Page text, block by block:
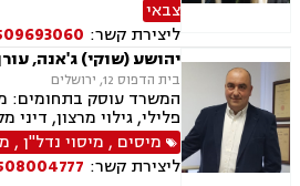
צבאי
ליצירת קשר:
יהושע (שוקי) ג'אנה,
בית הדפוס 12, ירושלים
המשרד עוסק בתחומים:
פלילי, גילוי מרצון,
מכר דירה, פינוי בינוי,
מיסים , מיסוי נדל"ן,
ליצירת קשר: